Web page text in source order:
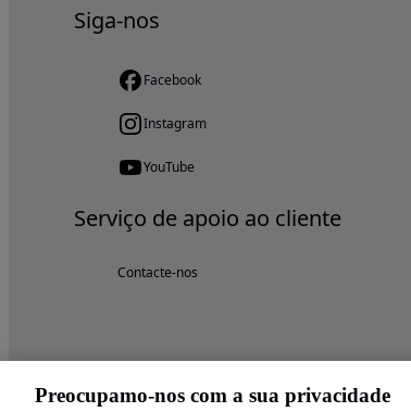
Siga-nos
Facebook
Instagram
YouTube
Serviço de apoio ao cliente
Contacte-nos
Preocupamo-nos com a sua privacidade